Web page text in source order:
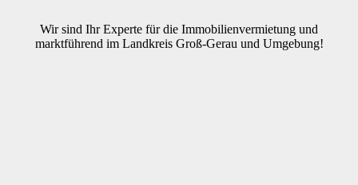
Wir sind Ihr Experte für die Immobilienvermietung und
marktführend im Landkreis Groß-Gerau und Umgebung!